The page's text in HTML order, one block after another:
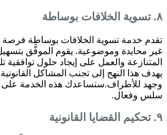
٨. تسوية الخلافات بوساطة
تقدم خدمة تسوية الخلافات بوساطة
غير محايدة وموضوعية. يقوم الموفَّق
المتنازعة والعمل على إيجاد حلول
يهدف هذا النهج إلى تجنب المشاكل
وجهد للأطراف.ستساعدك هذه الخدمة
سلس وفعال.
٩. تحكيم القضايا القانونية